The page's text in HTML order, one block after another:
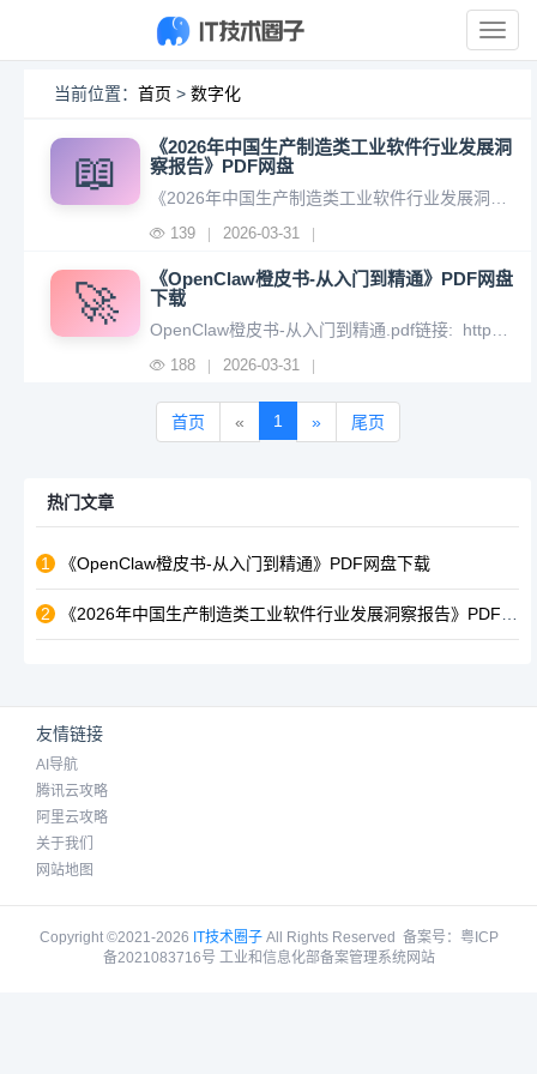
展
开
当前位置： 首页 > 数字化
📖
《2026年中国生产制造类工业软件行业发展洞
察报告》PDF网盘
139 2026-03-31
🚀
《OpenClaw橙皮书-从入门到精通》PDF网盘
下载
188 2026-03-31
首页 « 1 » 尾页
热门文章
1 《OpenClaw橙皮书-从入门到精通》PDF网盘下载
2 《2026年中国生产制造类工业软件行业发展洞察报告》PDF网盘
友情链接
AI导航
腾讯云攻略
阿里云攻略
关于我们
网站地图
Copyright ©2021-2026 IT技术圈子 All Rights Reserved 备案号： 粤ICP
备2021083716号 工业和信息化部备案管理系统网站